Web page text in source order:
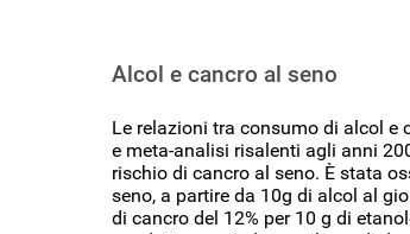
Alcol e cancro al seno
Le relazioni tra consumo di alcol e
e meta-analisi risalenti agli anni
rischio di cancro al seno. È stata
seno, a partire da 10g di alcol al
di cancro del 12% per 10 g di